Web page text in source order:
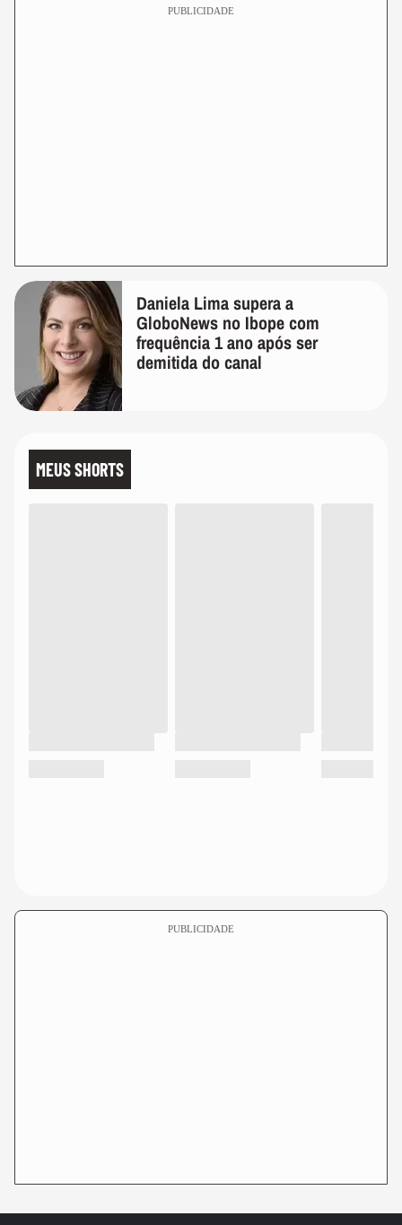
PUBLICIDADE
Daniela Lima supera a
GloboNews no Ibope com
frequência 1 ano após ser
demitida do canal
MEUS SHORTS
PUBLICIDADE